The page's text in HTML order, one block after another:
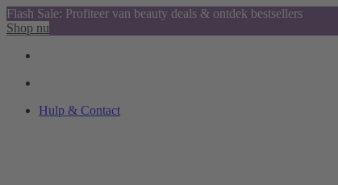
Flash Sale: Profiteer van beauty deals & ontdek bestsellers
Shop nu
Hulp & Contact